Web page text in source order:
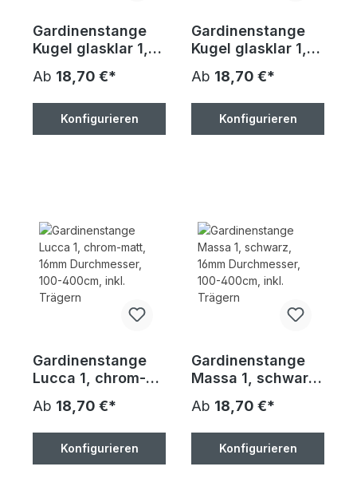
Gardinenstange
Kugel glasklar 1,
Durchmesser,
100-400cm, inkl.
Trägern
Ab 18,70 €*
Konfigurieren
Gardinenstange
Kugel glasklar 1,
Durchmesser,
100-400cm, inkl.
Trägern
Ab 18,70 €*
Konfigurieren
Gardinenstange
Lucca 1, chrom-
Durchmesser,
100-400cm, inkl.
Trägern
Ab 18,70 €*
Konfigurieren
Gardinenstange
Massa 1, schwarz,
Durchmesser,
100-400cm, inkl.
Trägern
Ab 18,70 €*
Konfigurieren